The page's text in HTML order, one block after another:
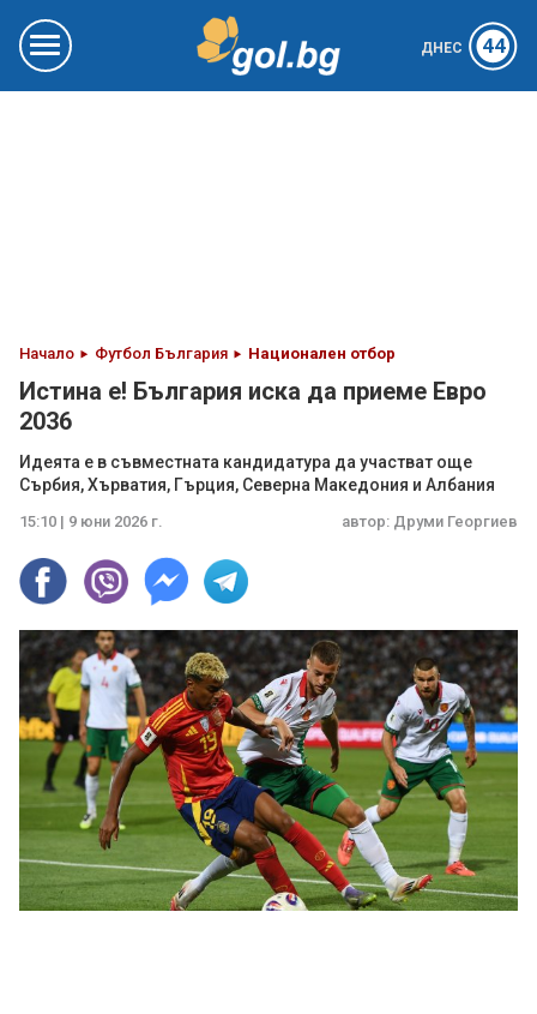
ДНЕС 44
Начало Футбол България Национален отбор
Истина е! България иска да приеме Евро
2036
Идеята е в съвместната кандидатура да участват още
Сърбия, Хърватия, Гърция, Северна Македония и Албания
15:10 | 9 юни 2026 г. автор: Друми Георгиев